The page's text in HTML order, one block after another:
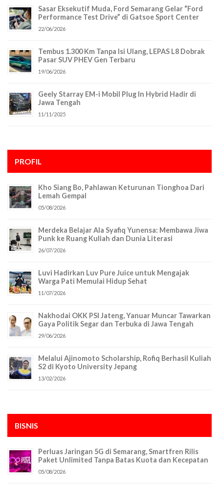
Sasar Eksekutif Muda, Ford Semarang Gelar “Ford
Performance Test Drive” di Gatsoe Sport Center
22/06/2026
Tembus 1.300 Km Tanpa Isi Ulang, LEPAS L8 Dobrak
Pasar SUV PHEV Gen Terbaru
19/06/2026
Geely Starray EM-i Mobil Plug In Hybrid Hadir di
Jawa Tengah
11/11/2025
PROFIL
Kho Siang Bo, Pahlawan Keturunan Tionghoa Dari
Lemah Gempal
05/08/2026
Merdeka Belajar Ala Syafiq Yunensa: Membawa Jiwa
Punk ke Ruang Kuliah dan Dunia Literasi
26/07/2026
Luvi Hadirkan Luv Pure Juice untuk Mengajak
Warga Pati Memulai Hidup Sehat
11/07/2026
Nakhodai OKK PSI Jateng, Yanuar Muncar Tawarkan
Gaya Politik Segar dan Terbuka di Jawa Tengah
29/06/2026
Melalui Ajinomoto Scholarship, Rofiq Berhasil Kuliah
S2 di Kyoto University Jepang
13/02/2026
BISNIS
Perluas Jaringan 5G di Semarang, Smartfren Rilis
Paket Unlimited Tanpa Batas Kuota dan Kecepatan
05/08/2026